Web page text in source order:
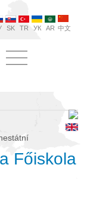
SK TR УК AR 中文
Főiskola